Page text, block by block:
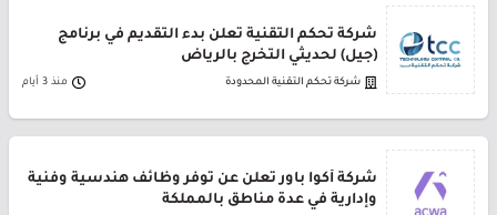
شركة تحكم التقنية تعلن بدء التقديم في برنامج
(جيل) لحديثي التخرج بالرياض
شركة تحكم التقنية المحدودة منذ 3 أيام
شركة أكوا باور تعلن عن توفر وظائف هندسية وفنية
وإدارية في عدة مناطق بالمملكة